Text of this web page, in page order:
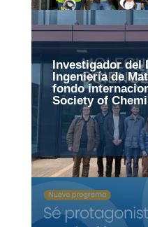
Investigador del
Ingeniería de
fondo
Society of